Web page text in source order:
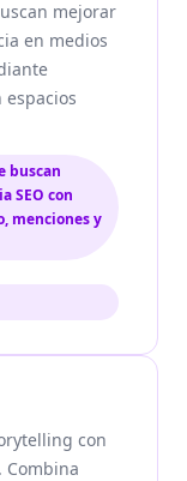
mejorar
en medios
buscan
SEO con
menciones y
con
Combina